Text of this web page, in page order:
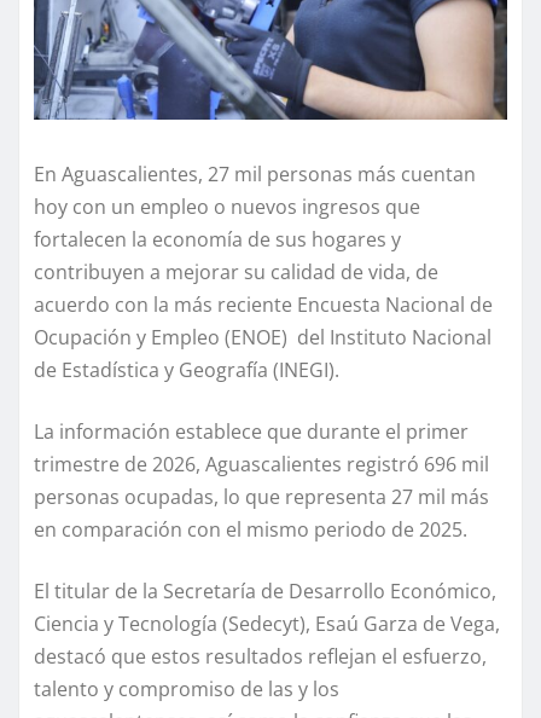
En Aguascalientes, 27 mil personas más cuentan
hoy con un empleo o nuevos ingresos que
fortalecen la economía de sus hogares y
contribuyen a mejorar su calidad de vida, de
acuerdo con la más reciente Encuesta Nacional de
Ocupación y Empleo (ENOE) del Instituto Nacional
de Estadística y Geografía (INEGI).
La información establece que durante el primer
trimestre de 2026, Aguascalientes registró 696 mil
personas ocupadas, lo que representa 27 mil más
en comparación con el mismo periodo de 2025.
El titular de la Secretaría de Desarrollo Económico,
Ciencia y Tecnología (Sedecyt), Esaú Garza de Vega,
destacó que estos resultados reflejan el esfuerzo,
talento y compromiso de las y los